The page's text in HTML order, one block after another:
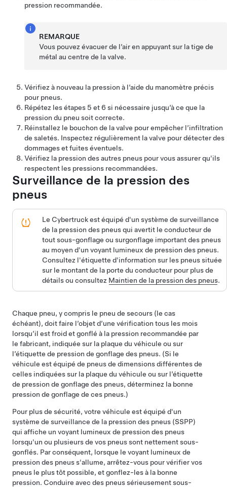
pression recommandée.
REMARQUE
Vous pouvez évacuer de l’air en appuyant sur la tige de
métal au centre de la valve.
Vérifiez à nouveau la pression à l’aide du manomètre précis
pour pneus.
Répétez les étapes 5 et 6 si nécessaire jusqu’à ce que la
pression du pneu soit correcte.
Réinstallez le bouchon de la valve pour empêcher l’infiltration
de saletés. Inspectez régulièrement la valve pour détecter des
dommages et fuites éventuels.
Vérifiez la pression des autres pneus pour vous assurer qu'ils
respectent les pressions recommandées.
Surveillance de la pression des
pneus
Le Cybertruckest équipé d'un système de surveillance
de la pression des pneus qui avertit le conducteur de
tout sous-gonflage ou surgonflage important des pneus
au moyen d'un voyant lumineux de pression des pneus.
Consultez l'étiquette d'information sur les pneus située
sur le montant de la porte du conducteur pour plus de
détails ou consultez Maintien de la pression des pneus.
Chaque pneu, y compris le pneu de secours (le cas
échéant), doit faire l’objet d’une vérification tous les mois
lorsqu’il est froid et gonflé à la pression recommandée par
le fabricant, indiquée sur la plaque du véhicule ou sur
l’étiquette de pression de gonflage des pneus. (Si le
véhicule est équipé de pneus de dimensions différentes de
celles indiquées sur la plaque du véhicule ou sur l’étiquette
de pression de gonflage des pneus, déterminez la bonne
pression de gonflage de ces pneus.)
Pour plus de sécurité, votre véhicule est équipé d'un
système de surveillance de la pression des pneus (SSPP)
qui affiche un voyant lumineux de pression des pneus
lorsqu'un ou plusieurs de vos pneus sont nettement sous-
gonflés. Par conséquent, lorsque le voyant lumineux de
pression des pneus s'allume, arrêtez-vous pour vérifier vos
pneus le plus tôt possible, et gonflez-les à la bonne
pression. Conduire avec des pneus sérieusement sous-